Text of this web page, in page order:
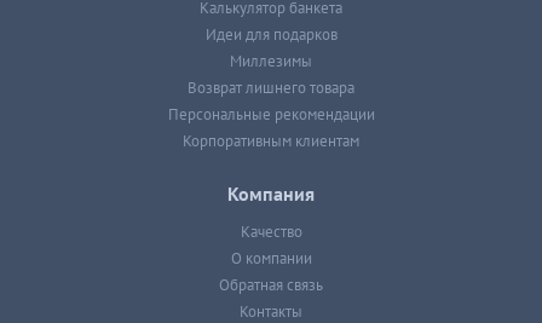
Калькулятор банкета
Идеи для подарков
Миллезимы
Возврат лишнего товара
Персональные рекомендации
Корпоративным клиентам
Компания
Качество
О компании
Обратная связь
Контакты